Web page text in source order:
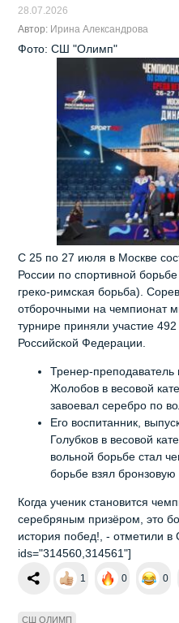
28.07.2026
Автор: Ирина Александрова
Фото: СШ "Олимп"
С 25 по 27 июля в Москве
России по спортивной
греко-римская борьба).
отборочными на чемпионат
турнире приняли участие
Российской Федерации.
Жолобов в весовой
завоевал серебро по
Его воспитанник,
Голубков в весовой
вольной борьбе стал
борьбе взял
Когда ученик становится
серебряным призёром, это
история побед!, - отметили
ids="314560,314561"]
1 0 0
СШ ОЛИМП